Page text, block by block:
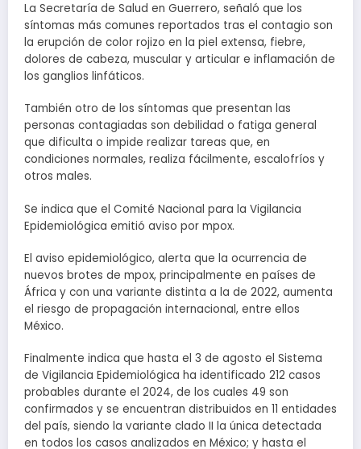
La Secretaría de Salud en Guerrero, señaló que los
síntomas más comunes reportados tras el contagio son
la erupción de color rojizo en la piel extensa, fiebre,
dolores de cabeza, muscular y articular e inflamación de
los ganglios linfáticos.
También otro de los síntomas que presentan las
personas contagiadas son debilidad o fatiga general
que dificulta o impide realizar tareas que, en
condiciones normales, realiza fácilmente, escalofríos y
otros males.
Se indica que el Comité Nacional para la Vigilancia
Epidemiológica emitió aviso por mpox.
El aviso epidemiológico, alerta que la ocurrencia de
nuevos brotes de mpox, principalmente en países de
África y con una variante distinta a la de 2022, aumenta
el riesgo de propagación internacional, entre ellos
México.
Finalmente indica que hasta el 3 de agosto el Sistema
de Vigilancia Epidemiológica ha identificado 212 casos
probables durante el 2024, de los cuales 49 son
confirmados y se encuentran distribuidos en 11 entidades
del país, siendo la variante clado II la única detectada
en todos los casos analizados en México; y hasta el